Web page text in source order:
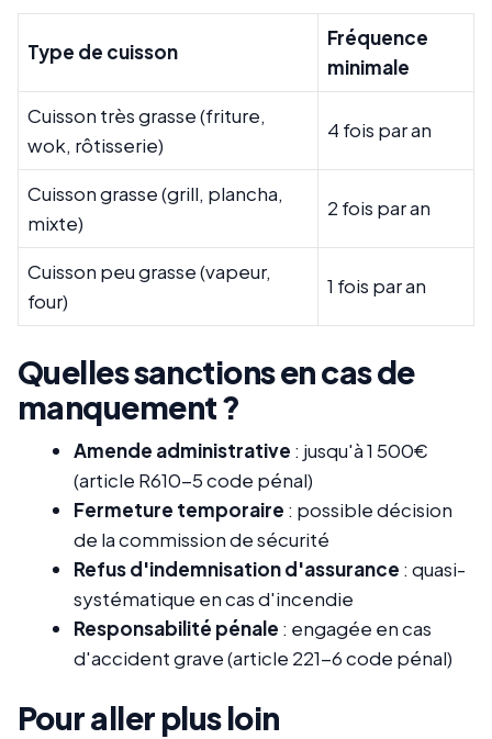
Type de cuisson
Fréquence
minimale
Cuisson très grasse (friture,
wok, rôtisserie)
4 fois par an
Cuisson grasse (grill, plancha,
mixte)
2 fois par an
Cuisson peu grasse (vapeur,
four)
1 fois par an
Quelles sanctions en cas de
manquement ?
Amende administrative : jusqu'à 1 500€
(article R610-5 code pénal)
Fermeture temporaire : possible décision
de la commission de sécurité
Refus d'indemnisation d'assurance : quasi-
systématique en cas d'incendie
Responsabilité pénale : engagée en cas
d'accident grave (article 221-6 code pénal)
Pour aller plus loin